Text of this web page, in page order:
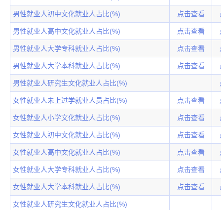
男性就业人初中文化就业人占比(%) 点击查看
男性就业人高中文化就业人占比(%) 点击查看
男性就业人大学专科就业人占比(%) 点击查看
男性就业人大学本科就业人占比(%) 点击查看
男性就业人研究生文化就业人占比(%)
女性就业人未上过学就业人员占比(%) 点击查看
女性就业人小学文化就业人占比(%) 点击查看
女性就业人初中文化就业人占比(%) 点击查看
女性就业人高中文化就业人占比(%) 点击查看
女性就业人大学专科就业人占比(%) 点击查看
女性就业人大学本科就业人占比(%) 点击查看
女性就业人研究生文化就业人占比(%)